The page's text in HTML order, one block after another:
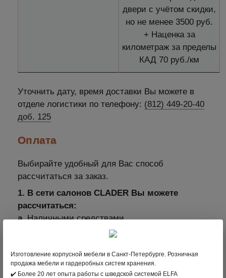
двери с учётом скидки,
но не менее 3500 руб.
+ Наценка за
километраж за пределы
КАД 70 руб./км
Уточнить дату, время доставки Вы можете в
отделе логистики по телефону: (812) 449-20-40
доб. 125
Оплата
Выбирайте удобный для Вас способ
рассчитаться за заказ.
1. В сети салонов CLADER Вы можете
рассчитаться:
а.Наличными средствами.
Оплатить через терминал с помощью
платежных систем: МИР, VISA International,
Mastercard Worldwide, JCB.
Изготовление корпусной мебели в Санкт-Петербурге. Розничная
продажа мебели и гардеробных систем хранения.
✔️ Более 20 лет опыта работы с шведской системой ELFA